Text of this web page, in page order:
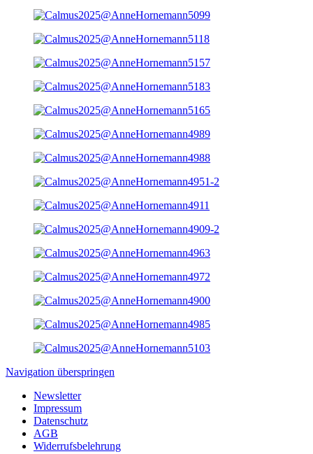
Navigation überspringen
Newsletter
Impressum
Datenschutz
AGB
Widerrufsbelehrung